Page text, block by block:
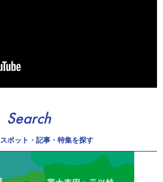
Search
スポット・記事・特集を探す